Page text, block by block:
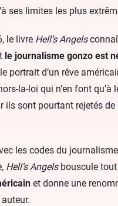
ses limites les plus
le livre Hell’s Angels
le journalisme gonzo est
portrait d’un rêve
la-loi qui n’en font qu’à
ils sont pourtant rejetés de
les codes du
Hell’s Angels bouscule tout
et donne une